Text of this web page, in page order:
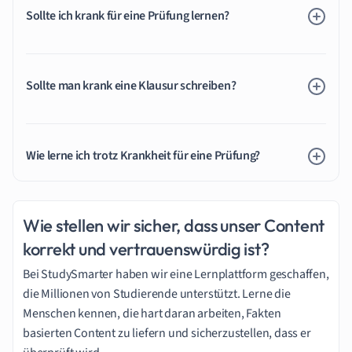
Sollte ich krank für eine Prüfung lernen?
Sollte man krank eine Klausur schreiben?
Wie lerne ich trotz Krankheit für eine Prüfung?
Wie stellen wir sicher, dass unser Content
korrekt und vertrauenswürdig ist?
Bei StudySmarter haben wir eine Lernplattform geschaffen,
die Millionen von Studierende unterstützt. Lerne die
Menschen kennen, die hart daran arbeiten, Fakten
basierten Content zu liefern und sicherzustellen, dass er